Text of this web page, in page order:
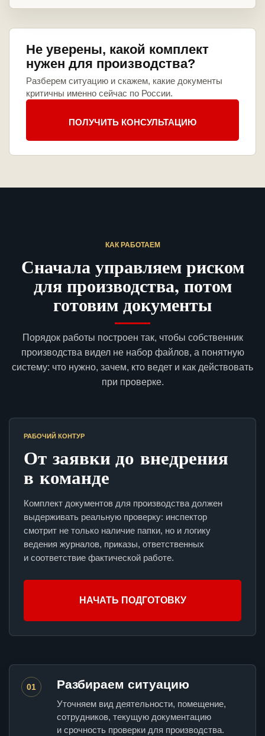
Не уверены, какой комплект
нужен для производства?
Разберем ситуацию и скажем, какие документы
критичны именно сейчас по России.
ПОЛУЧИТЬ КОНСУЛЬТАЦИЮ
КАК РАБОТАЕМ
Сначала управляем риском
для производства, потом
готовим документы
Порядок работы построен так, чтобы собственник
производства видел не набор файлов, а понятную
систему: что нужно, зачем, кто ведет и как действовать
при проверке.
РАБОЧИЙ КОНТУР
От заявки до внедрения
в команде
Комплект документов для производства должен
выдерживать реальную проверку: инспектор
смотрит не только наличие папки, но и логику
ведения журналов, приказы, ответственных
и соответствие фактической работе.
НАЧАТЬ ПОДГОТОВКУ
01 Разбираем ситуацию
Уточняем вид деятельности, помещение,
сотрудников, текущую документацию
и срочность проверки для производства.